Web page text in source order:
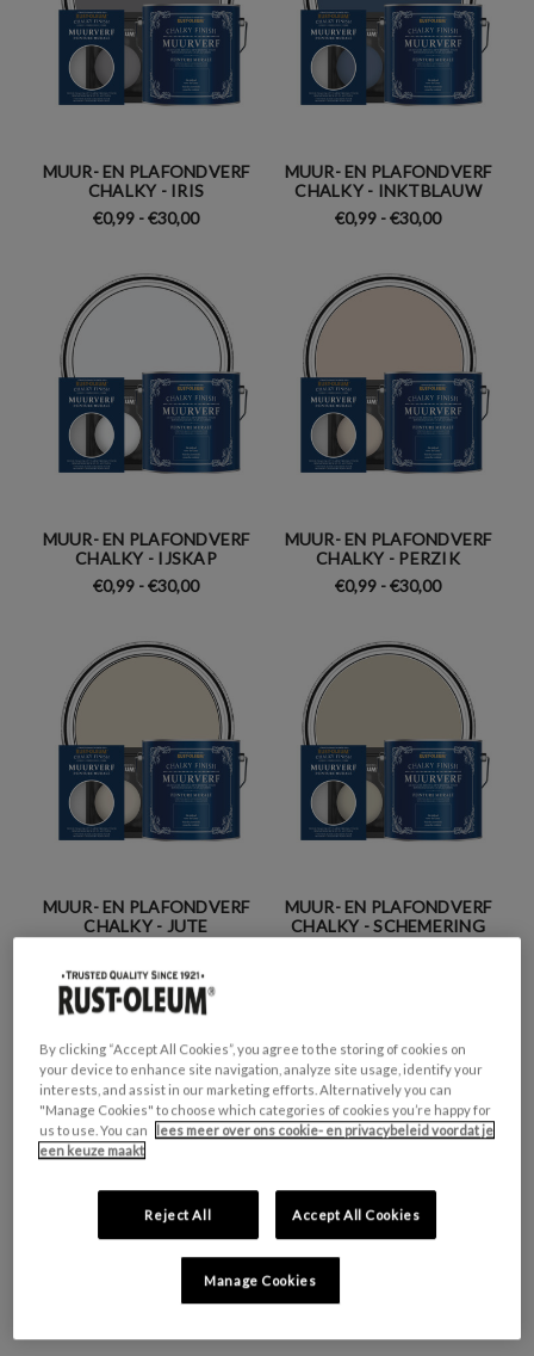
MUUR- EN PLAFONDVERF
CHALKY - IRIS
€0,99 - €30,00
MUUR- EN PLAFONDVERF
CHALKY - INKTBLAUW
€0,99 - €30,00
MUUR- EN PLAFONDVERF
CHALKY - IJSKAP
€0,99 - €30,00
MUUR- EN PLAFONDVERF
CHALKY - PERZIK
€0,99 - €30,00
MUUR- EN PLAFONDVERF
CHALKY - JUTE
MUUR- EN PLAFONDVERF
CHALKY - SCHEMERING
MUUR- EN PLAFONDVERF
CHALKY - GREY TREE
MUUR- EN PLAFONDVERF
CHALKY - GRIJSBLAUW
By clicking “Accept All Cookies”, you agree to the storing of cookies on
your device to enhance site navigation, analyze site usage, identify your
interests, and assist in our marketing efforts. Alternatively you can
"Manage Cookies" to choose which categories of cookies you’re happy for
us to use. You can
lees meer over ons cookie- en privacybeleid voordat je
een keuze maakt
Reject All Accept All Cookies
Manage Cookies